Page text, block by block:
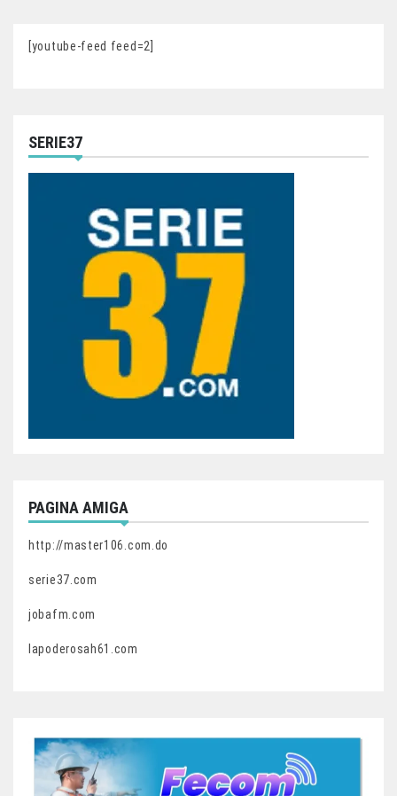
[youtube-feed feed=2]
SERIE37
PAGINA AMIGA
http://master106.com.do
serie37.com
jobafm.com
lapoderosah61.com